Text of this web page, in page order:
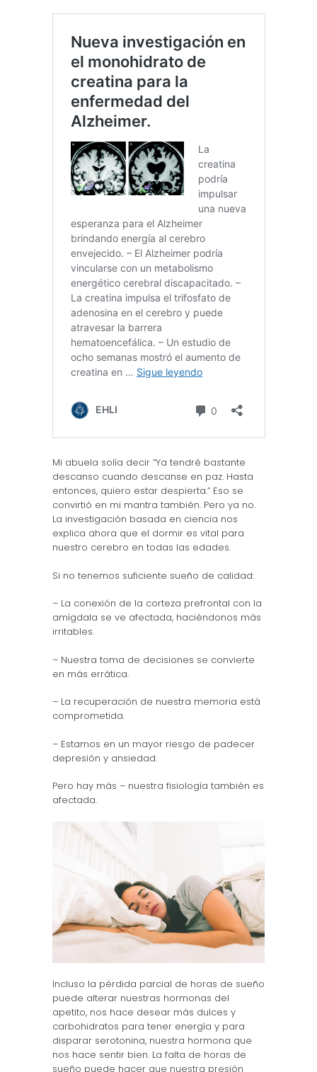
Mi abuela solía decir “Ya tendré bastante
descanso cuando descanse en paz. Hasta
entonces, quiero estar despierta.” Eso se
convirtió en mi mantra también. Pero ya no.
La investigación basada en ciencia nos
explica ahora que el dormir es vital para
nuestro cerebro en todas las edades.
Si no tenemos suficiente sueño de calidad:
– La conexión de la corteza prefrontal con la
amígdala se ve afectada, haciéndonos más
irritables.
– Nuestra toma de decisiones se convierte
en más errática.
– La recuperación de nuestra memoria está
comprometida.
– Estamos en un mayor riesgo de padecer
depresión y ansiedad.
Pero hay más – nuestra fisiología también es
afectada.
Incluso la pérdida parcial de horas de sueño
puede alterar nuestras hormonas del
apetito, nos hace desear más dulces y
carbohidratos para tener energía y para
disparar serotonina, nuestra hormona que
nos hace sentir bien. La falta de horas de
sueño puede hacer que nuestra presión